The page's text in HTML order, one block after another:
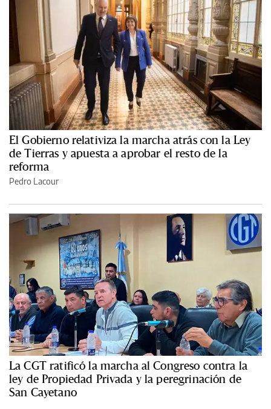
El Gobierno relativiza la marcha atrás con la Ley
de Tierras y apuesta a aprobar el resto de la
reforma
Pedro Lacour
La CGT ratificó la marcha al Congreso contra la
ley de Propiedad Privada y la peregrinación de
San Cayetano